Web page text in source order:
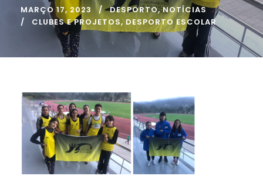
MARÇO 17, 2023 DESPORTO, NOTÍCIAS
CLUBES E PROJETOS, DESPORTO ESCOLAR